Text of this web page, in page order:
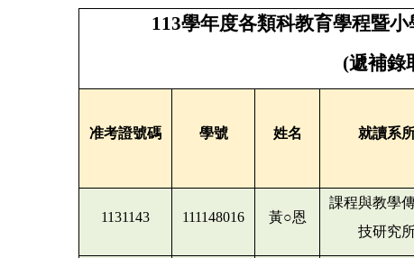
113學年度各類科教育學程暨
(遞補錄
准考證號碼 學號 姓名 就讀系
1131143 111148016 黃○恩
課程與教學
技研究